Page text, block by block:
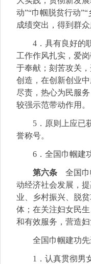
动”“巾帼脱贫行动
成绩突出，得到群众
4．具有良好的
工作作风扎实，爱
于奉献；刻苦攻关
创造，在创新创业
尽责，热心为民服
较强示范带动作用。
5．原则上应已
誉称号。
6．全国巾帼建
第六条 全国巾
动经济社会发展，
业、乡村振兴、脱
体；在关注妇女民
和有效服务，营造
全国巾帼建功
1．认真贯彻男